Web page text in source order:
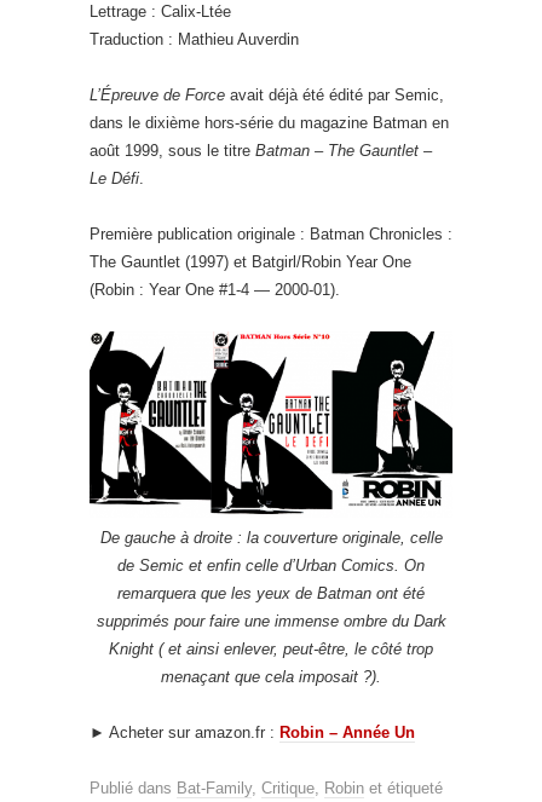
Lettrage : Calix-Ltée
Traduction : Mathieu Auverdin
L’Épreuve de Force avait déjà été édité par Semic,
dans le dixième hors-série du magazine Batman en
août 1999, sous le titre Batman – The Gauntlet –
Le Défi
Première publication originale : Batman Chronicles :
The Gauntlet (1997) et Batgirl/Robin Year One
(Robin : Year One #1-4 — 2000-01).
De gauche à droite : la couverture originale, celle
de Semic et enfin celle d’Urban Comics. On
remarquera que les yeux de Batman ont été
supprimés pour faire une immense ombre du Dark
Knight ( et ainsi enlever, peut-être, le côté trop
menaçant que cela imposait ?).
► Acheter sur amazon.fr : Robin – Année Un
Publié dans Bat-Family, Critique Robin et étiqueté